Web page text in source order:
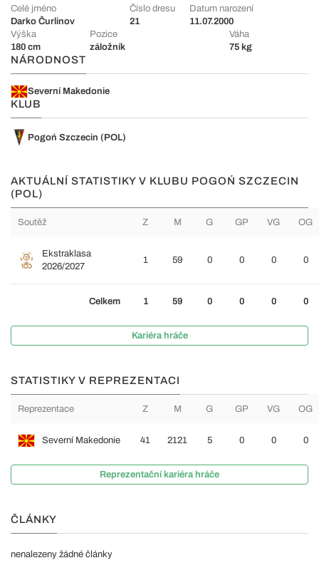
Celé jméno
Darko Čurlinov
Číslo dresu
21
Datum narození
11.07.2000
Výška
180 cm
Pozice
záložník
Váha
75 kg
NÁRODNOST
Severní Makedonie
KLUB
Pogoń Szczecin (POL)
AKTUÁLNÍ STATISTIKY V KLUBU POGOŃ SZCZECIN
(POL)
Soutěž Z M G GP VG OG
Ekstraklasa
2026/2027
1 59 0 0 0 0
Celkem 1 59 0 0 0 0
Kariéra hráče
STATISTIKY V REPREZENTACI
Reprezentace Z M G GP VG OG
Severní Makedonie 41 2121 5 0 0 0
Reprezentační kariéra hráče
ČLÁNKY
nenalezeny žádné články